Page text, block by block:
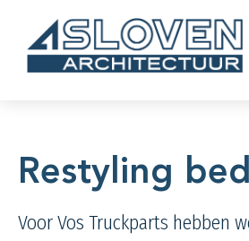
Restyling
Voor VosTruckparts hebben